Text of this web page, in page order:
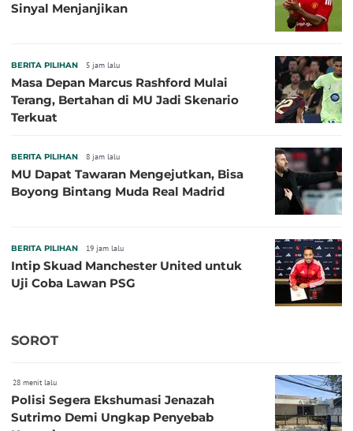
Sinyal Menjanjikan
BERITA PILIHAN 5 jam lalu
Masa Depan Marcus Rashford Mulai
Terang, Bertahan di MU Jadi Skenario
Terkuat
BERITA PILIHAN 8 jam lalu
MU Dapat Tawaran Mengejutkan, Bisa
Boyong Bintang Muda Real Madrid
BERITA PILIHAN 19 jam lalu
Intip Skuad Manchester United untuk
Uji Coba Lawan PSG
SOROT
28 menit lalu
Polisi Segera Ekshumasi Jenazah
Sutrimo Demi Ungkap Penyebab